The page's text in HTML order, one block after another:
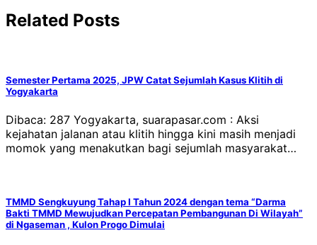
Related Posts
Semester Pertama 2025, JPW Catat Sejumlah Kasus Klitih di
Yogyakarta
Dibaca: 287 Yogyakarta, suarapasar.com : Aksi
kejahatan jalanan atau klitih hingga kini masih menjadi
momok yang menakutkan bagi sejumlah masyarakat…
TMMD Sengkuyung Tahap I Tahun 2024 dengan tema “Darma
Bakti TMMD Mewujudkan Percepatan Pembangunan Di Wilayah”
di Ngaseman , Kulon Progo Dimulai